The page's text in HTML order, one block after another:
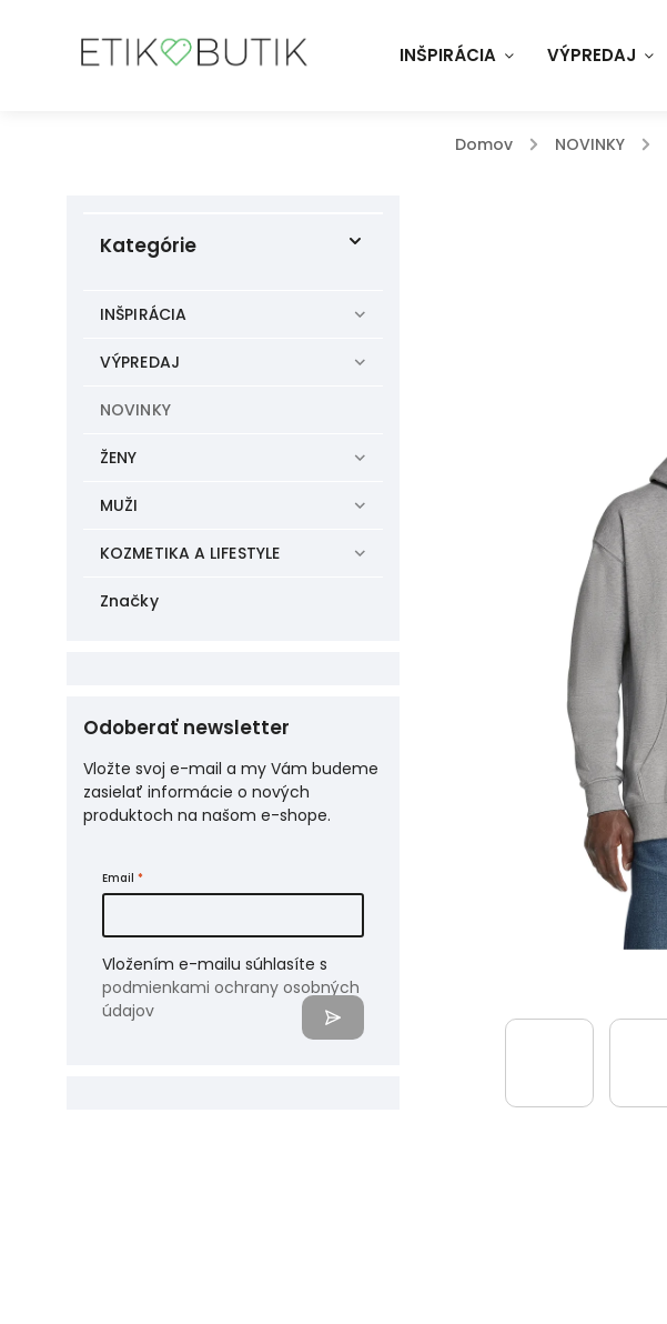
INŠPIRÁCIA VÝPREDAJ
Domov / NOVINKY /
Kategórie
INŠPIRÁCIA
VÝPREDAJ
NOVINKY
ŽENY
MUŽI
KOZMETIKA A LIFESTYLE
Značky
Odoberať newsletter
Vložte svoj e-mail a my Vám budeme
zasielať informácie o nových
produktoch na našom e-shope.
Email
Vložením e-mailu súhlasíte s
podmienkami ochrany osobných
údajov